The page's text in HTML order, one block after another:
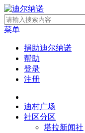
菜单
捐助迪尔纳诺
帮助
登录
注册
迪村广场
社区分区
塔拉新闻社